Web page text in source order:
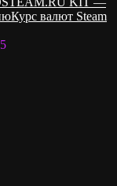
Курс валют Steam